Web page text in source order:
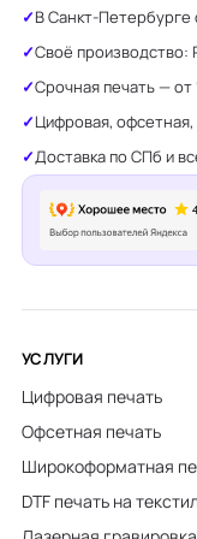
В Санкт-Петербурге
Своё производство:
Срочная печать — от
Цифровая, офсетная,
Доставка по СПб и
УСЛУГИ
Цифровая печать
Офсетная печать
Широкоформатная
DTF печать на